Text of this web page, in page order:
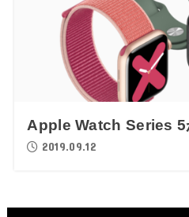
Apple Watch Series 5
2019.09.12